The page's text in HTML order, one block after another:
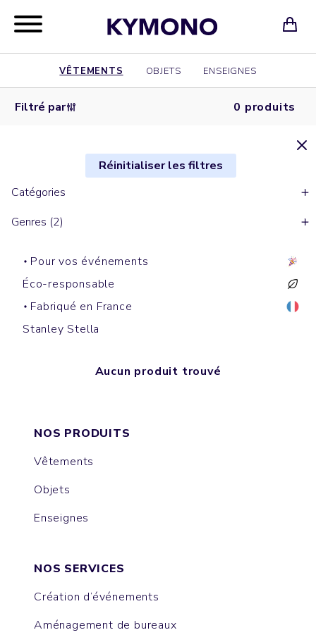
VÊTEMENTS OBJETS ENSEIGNES
Filtré par 0 produits
Réinitialiser les filtres
Catégories
Genres (2)
Pour vos événements
Éco-responsable
Fabriqué en France
Stanley Stella
Aucun produit trouvé
NOS PRODUITS
Vêtements
Objets
Enseignes
NOS SERVICES
Création d’événements
Aménagement de bureaux